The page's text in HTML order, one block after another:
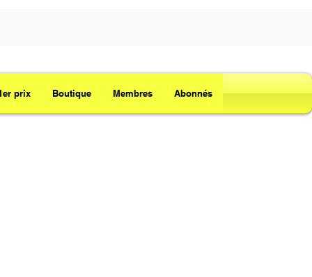
prix Boutique Membres Abonnés